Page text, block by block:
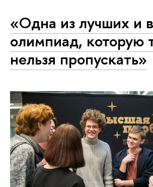
«Одна из лучших и
олимпиад, которую
нельзя пропускать»